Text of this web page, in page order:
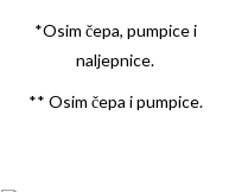
*Osim čepa, pumpice i
naljepnice.
** Osim čepa i pumpice.